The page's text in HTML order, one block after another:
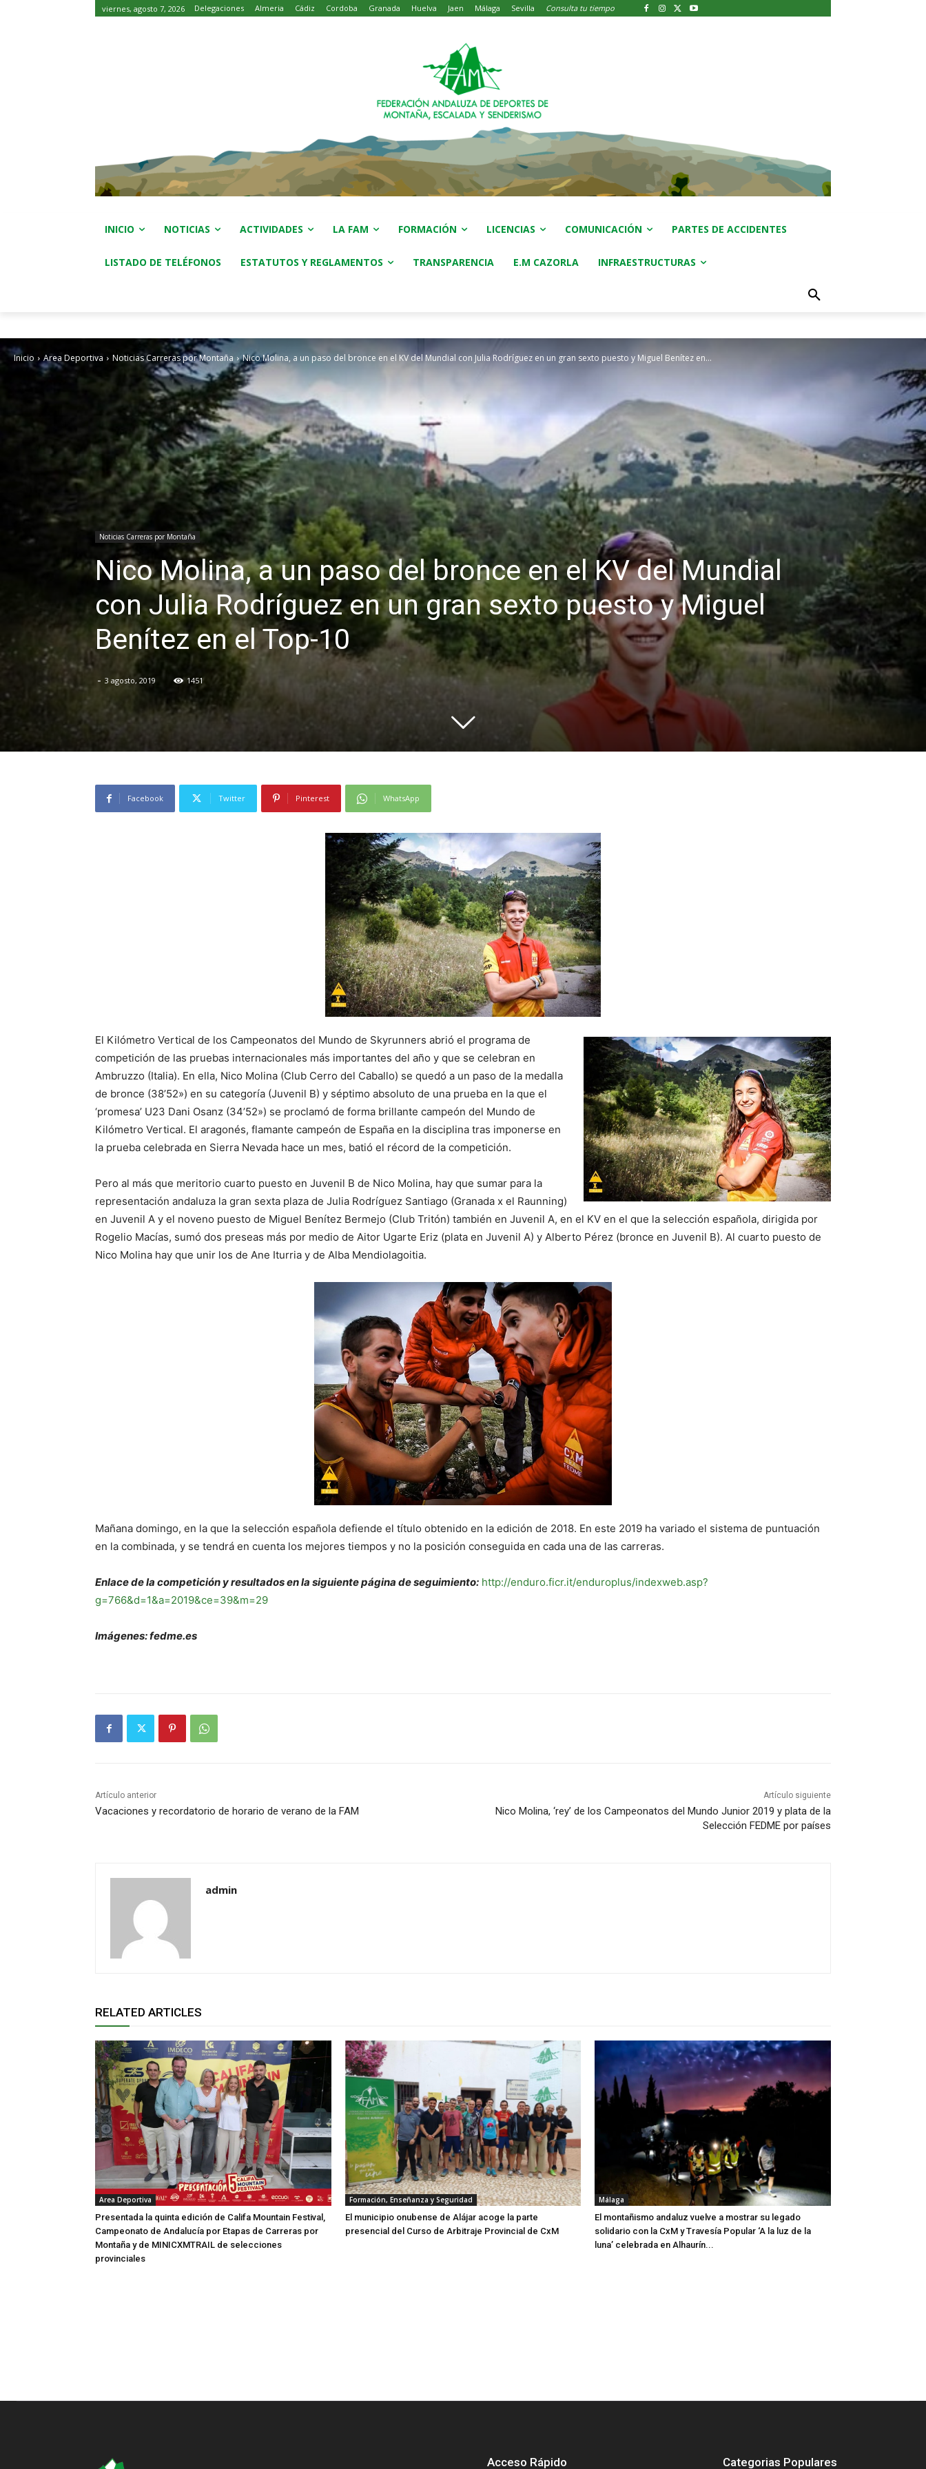
viernes, agosto 7, 2026 Delegaciones Almeria Cádiz Cordoba Granada Huelva Jaen Málaga Sevilla Consulta tu tiempo
INICIO NOTICIAS ACTIVIDADES LA FAM FORMACIÓN LICENCIAS COMUNICACIÓN PARTES DE ACCIDENTES
LISTADO DE TELÉFONOS ESTATUTOS Y REGLAMENTOS TRANSPARENCIA E.M CAZORLA INFRAESTRUCTURAS
Inicio Area Deportiva Noticias Carreras por Montaña Nico Molina, a un paso del bronce en el KV del Mundial con Julia Rodríguez en un gran sexto puesto y Miguel Benítez en...
Noticias Carreras por Montaña
Nico Molina, a un paso del bronce en el KV del Mundial
con Julia Rodríguez en un gran sexto puesto y Miguel
Benítez en el Top-10
- 3 agosto, 2019 1451
Facebook Twitter Pinterest WhatsApp
El Kilómetro Vertical de los Campeonatos del Mundo de Skyrunners abrió el programa de
competición de las pruebas internacionales más importantes del año y que se celebran en
Ambruzzo (Italia). En ella, Nico Molina (Club Cerro del Caballo) se quedó a un paso de la medalla
de bronce (38’52») en su categoría (Juvenil B) y séptimo absoluto de una prueba en la que el
‘promesa’ U23 Dani Osanz (34’52») se proclamó de forma brillante campeón del Mundo de
Kilómetro Vertical. El aragonés, flamante campeón de España en la disciplina tras imponerse en
la prueba celebrada en Sierra Nevada hace un mes, batió el récord de la competición.
Pero al más que meritorio cuarto puesto en Juvenil B de Nico Molina, hay que sumar para la
representación andaluza la gran sexta plaza de Julia Rodríguez Santiago (Granada x el Raunning)
en Juvenil A y el noveno puesto de Miguel Benítez Bermejo (Club Tritón) también en Juvenil A, en el KV en el que la selección española, dirigida por
Rogelio Macías, sumó dos preseas más por medio de Aitor Ugarte Eriz (plata en Juvenil A) y Alberto Pérez (bronce en Juvenil B). Al cuarto puesto de
Nico Molina hay que unir los de Ane Iturria y de Alba Mendiolagoitia.
Mañana domingo, en la que la selección española defiende el título obtenido en la edición de 2018. En este 2019 ha variado el sistema de puntuación
en la combinada, y se tendrá en cuenta los mejores tiempos y no la posición conseguida en cada una de las carreras.
Enlace de la competición y resultados en la siguiente página de seguimiento: http://enduro.ficr.it/enduroplus/indexweb.asp?
g=766&d=1&a=2019&ce=39&m=29
Imágenes: fedme.es
Artículo anterior
Vacaciones y recordatorio de horario de verano de la FAM
Artículo siguiente
Nico Molina, ‘rey’ de los Campeonatos del Mundo Junior 2019 y plata de la
Selección FEDME por países
admin
RELATED ARTICLES
Area Deportiva
Presentada la quinta edición de Califa Mountain Festival,
Campeonato de Andalucía por Etapas de Carreras por
Montaña y de MINICXMTRAIL de selecciones
provinciales
Formación, Enseñanza y Seguridad
El municipio onubense de Alájar acoge la parte
presencial del Curso de Arbitraje Provincial de CxM
Málaga
El montañismo andaluz vuelve a mostrar su legado
solidario con la CxM y Travesía Popular ‘A la luz de la
luna’ celebrada en Alhaurín...
Acceso Rápido Categorias Populares